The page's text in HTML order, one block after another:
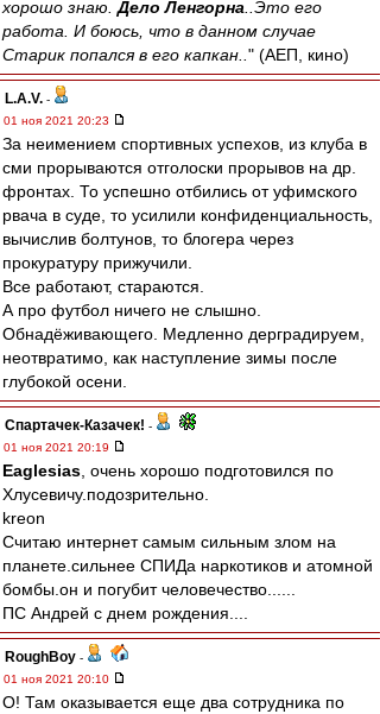
хорошо знаю.Дело Ленгорна ..Это его
работа. И боюсь, что в данном случае
Старик попался в его капкан.. " (АЕП, кино)
L.А.V. -
01 ноя 2021 20:23
За неимением спортивных успехов, из клуба в
сми прорываются отголоски прорывов на др.
фронтах. То успешно отбились от уфимского
рвача в суде, то усилили конфиденциальность,
вычислив болтунов, то блогера через
прокуратуру прижучили.
Все работают, стараются.
А про футбол ничего не слышно.
Обнадёживающего. Медленно дерградируем,
неотвратимо, как наступление зимы после
глубокой осени.
Спартачек-Казачек! -
01 ноя 2021 20:19
Eaglesias , очень хорошо подготовился по
Хлусевичу.подозрительно.
kreon
Считаю интернет самым сильным злом на
планете.сильнее СПИДа наркотиков и атомной
бомбы.он и погубит человечество......
ПС Андрей с днем рождения....
RoughBoy -
01 ноя 2021 20:10
О! Там оказывается еще два сотрудника по